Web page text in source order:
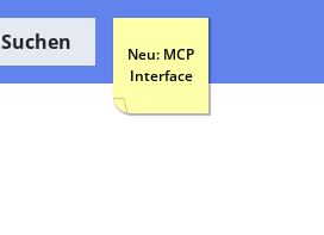
Suchen
Neu: MCP
Interface